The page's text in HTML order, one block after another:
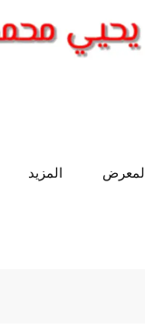
المعرض المزيد